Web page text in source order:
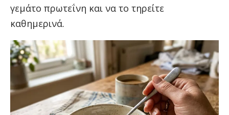
γεμάτο πρωτεΐνη και να το τηρείτε
καθημερινά.